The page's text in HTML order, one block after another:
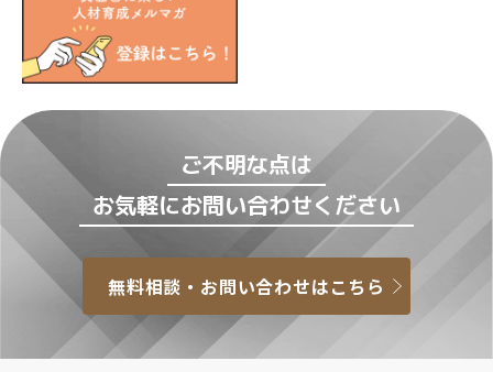
ご不明な点は
お気軽にお問い合わせください
無料相談・お問い合わせはこちら